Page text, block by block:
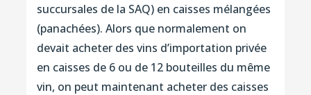
succursales de la SAQ) en caisses mélangées
(panachées). Alors que normalement on
devait acheter des vins d’importation privée
en caisses de 6 ou de 12 bouteilles du même
vin, on peut maintenant acheter des caisses